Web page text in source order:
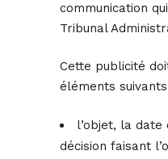
communication
Tribunal
Cette publicité
éléments
l’objet, la date
décision faisant